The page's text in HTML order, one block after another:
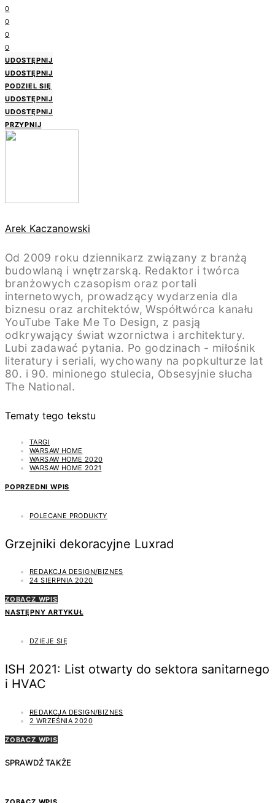
0
0
0
0
UDOSTĘPNIJ
UDOSTĘPNIJ
PODZIEL SIĘ
UDOSTĘPNIJ
UDOSTĘPNIJ
PRZYPNIJ
Arek Kaczanowski
Od 2009 roku dziennikarz związany z branżą
budowlaną i wnętrzarską. Redaktor i twórca
branżowych czasopism oraz portali
internetowych, prowadzący wydarzenia dla
biznesu oraz architektów, Współtwórca kanału
YouTube Take Me To Design, z pasją
odkrywający świat wzornictwa i architektury.
Lubi zadawać pytania. Po godzinach - miłośnik
literatury i seriali, wychowany na popkulturze lat
80. i 90. minionego stulecia, Obsesyjnie słucha
The National.
Tematy tego tekstu
TARGI
WARSAW HOME
WARSAW HOME 2020
WARSAW HOME 2021
POPRZEDNI WPIS
POLECANE PRODUKTY
Grzejniki dekoracyjne Luxrad
REDAKCJA DESIGN/BIZNES
24 SIERPNIA 2020
ZOBACZ WPIS
NASTĘPNY ARTYKUŁ
DZIEJE SIĘ
ISH 2021: List otwarty do sektora sanitarnego
i HVAC
REDAKCJA DESIGN/BIZNES
2 WRZEŚNIA 2020
ZOBACZ WPIS
SPRAWDŹ TAKŻE